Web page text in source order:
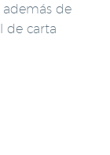
además de
de carta